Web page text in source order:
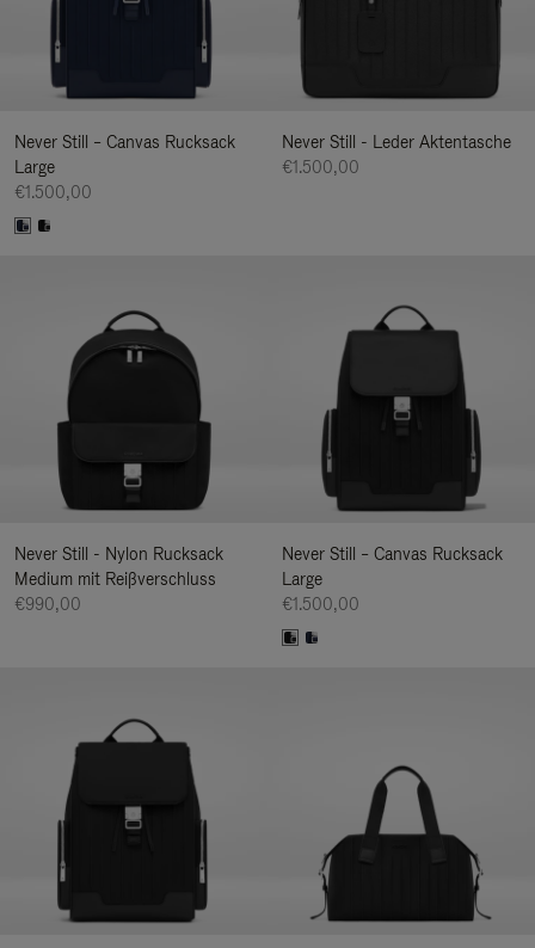
Never Still – Canvas Rucksack
Large
€1.500,00
Never Still - Leder Aktentasche
€1.500,00
Never Still - Nylon Rucksack
Medium mit Reißverschluss
€990,00
Never Still – Canvas Rucksack
Large
€1.500,00